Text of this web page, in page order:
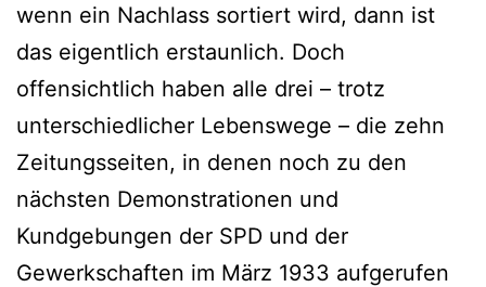
wenn ein Nachlass sortiert wird, dann ist
das eigentlich erstaunlich. Doch
offensichtlich haben alle drei – trotz
unterschiedlicher Lebenswege – die zehn
Zeitungsseiten, in denen noch zu den
nächsten Demonstrationen und
Kundgebungen der SPD und der
Gewerkschaften im März 1933 aufgerufen